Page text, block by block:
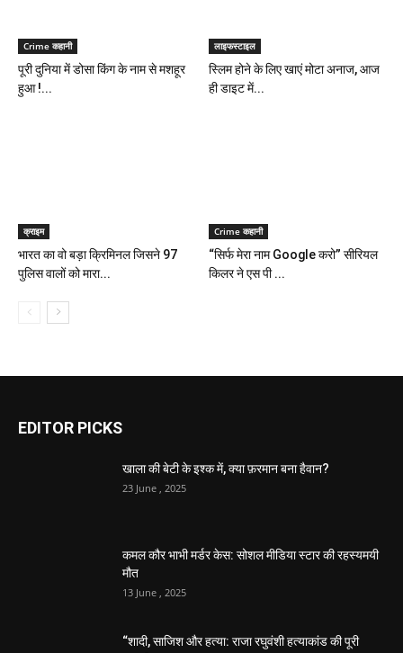
Crime कहानी
पूरी दुनिया में डोसा किंग के नाम से मशहूर
हुआ !...
लाइफस्टाइल
स्लिम होने के लिए खाएं मोटा अनाज, आज
ही डाइट में...
क्राइम
भारत का वो बड़ा क्रिमिनल जिसने 97
पुलिस वालों को मारा...
Crime कहानी
“सिर्फ मेरा नाम Google करो” सीरियल
किलर ने एस पी ...
EDITOR PICKS
खाला की बेटी के इश्क में, क्या फ़रमान बना हैवान?
23 June , 2025
कमल कौर भाभी मर्डर केस: सोशल मीडिया स्टार की रहस्यमयी
मौत
13 June , 2025
“शादी, साजिश और हत्या: राजा रघुवंशी हत्याकांड की पूरी